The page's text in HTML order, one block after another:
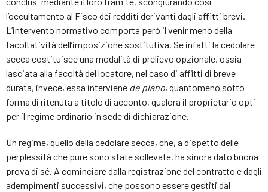
l’occultamento al Fisco dei redditi derivanti dagli affitti brevi.
L’intervento normativo comporta però il venir meno della
facoltatività dell’imposizione sostitutiva. Se infatti la cedolare
secca costituisce una modalità di prelievo opzionale, ossia
lasciata alla facoltà del locatore, nel caso di affitti di breve
durata, invece, essa interviene de plano, quantomeno sotto
forma di ritenuta a titolo di acconto, qualora il proprietario opti
per il regime ordinario in sede di dichiarazione.
Un regime, quello della cedolare secca, che, a dispetto delle
perplessità che pure sono state sollevate, ha sinora dato buona
prova di sé. A cominciare dalla registrazione del contratto e dagli
adempimenti successivi, che possono essere gestiti dal